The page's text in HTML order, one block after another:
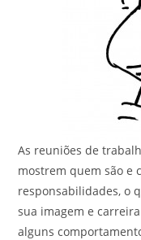
As reuniões de
mostrem quem são e
responsabilidades, o
sua imagem e
alguns